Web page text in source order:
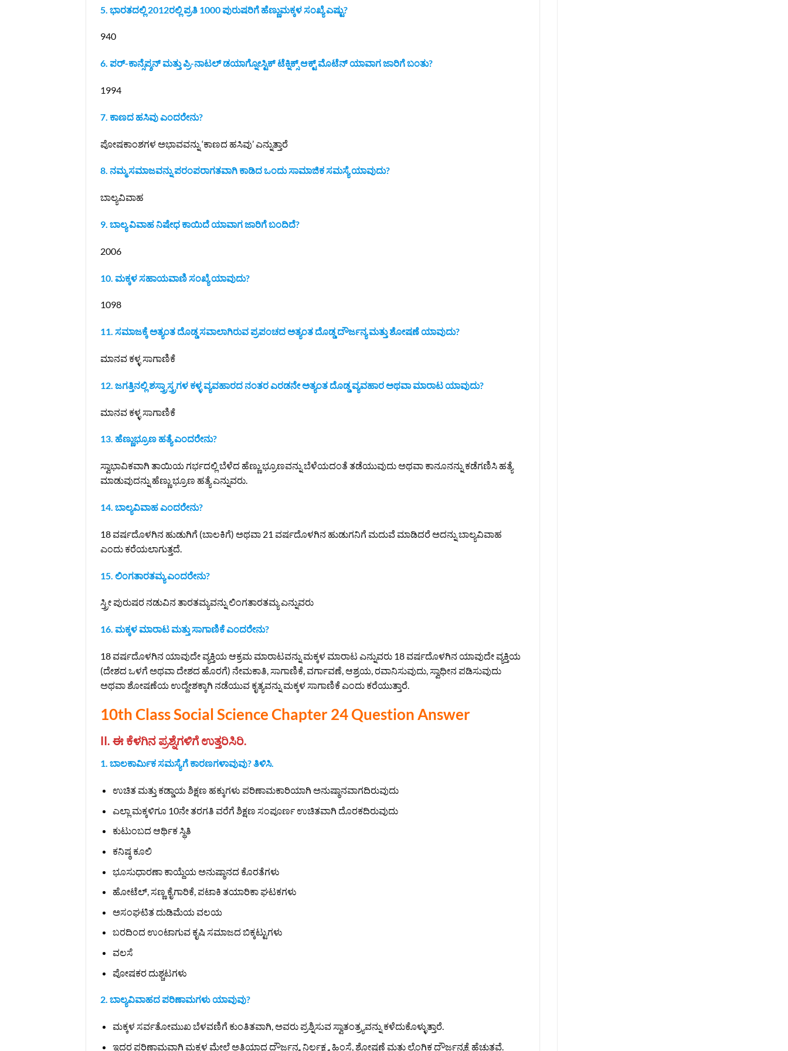
5. ಭಾರತದಲ್ಲಿ 2012ರಲ್ಲಿ ಪ್ರತಿ 1000 ಪುರುಷರಿಗೆ ಹೆಣ್ಣುಮಕ್ಕಳ ಸಂಖ್ಯೆ ಎಷ್ಟು?
940
6. ಪರ್-ಕಾನ್ಸೆಪ್ಶನ್ ಮತ್ತು ಪ್ರಿ-ನಾಟಲ್ ಡಯಾಗ್ನೋಸ್ಟಿಕ್ ಟೆಕ್ನಿಕ್ಸ್ ಆಕ್ಟ್ ಮೊಟೆನ್ಯಾವಾಗ ಜಾರಿಗೆ ಬಂತು?
1994
7. ಕಾಣದ ಹಸಿವು ಎಂದರೇನು?
ಪೋಷಕಾಂಶಗಳ ಅಭಾವವನ್ನು ‘ಕಾಣದ ಹಸಿವು’ ಎನ್ನುತ್ತಾರೆ
8. ನಮ್ಮ ಸಮಾಜವನ್ನು ಪರಂಪರಾಗತವಾಗಿ ಕಾಡಿದ ಒಂದು ಸಾಮಾಜಿಕ ಸಮಸ್ಯೆ ಯಾವುದು?
ಬಾಲ್ಯವಿವಾಹ
9. ಬಾಲ್ಯ ವಿವಾಹ ನಿಷೇಧ ಕಾಯಿದೆ ಯಾವಾಗ ಜಾರಿಗೆ ಬಂದಿದೆ?
2006
10. ಮಕ್ಕಳ ಸಹಾಯವಾಣಿ ಸಂಖ್ಯೆ ಯಾವುದು?
1098
11. ಸಮಾಜಕ್ಕೆ ಅತ್ಯಂತ ದೊಡ್ಡ ಸವಾಲಾಗಿರುವ ಪ್ರಪಂಚದ ಅತ್ಯಂತ ದೊಡ್ಡ ದೌರ್ಜನ್ಯ ಮತ್ತು ಶೋಷಣೆ ಯಾವುದು?
ಮಾನವ ಕಳ್ಳ ಸಾಗಾಣಿಕೆ
12. ಜಗತ್ತಿನಲ್ಲಿ ಶಸ್ತ್ರಾಸ್ತ್ರಗಳ ಕಳ್ಳ ವ್ಯವಹಾರದ ನಂತರ ಎರಡನೇ ಅತ್ಯಂತ ದೊಡ್ಡ ವ್ಯವಹಾರ ಅಥವಾ ಮಾರಾಟ ಯಾವುದು?
ಮಾನವ ಕಳ್ಳ ಸಾಗಾಣಿಕೆ
13. ಹೆಣ್ಣುಭ್ರೂಣ ಹತ್ಯೆ ಎಂದರೇನು?
ಸ್ವಾಭಾವಿಕವಾಗಿ ತಾಯಿಯ ಗರ್ಭದಲ್ಲಿ ಬೆಳೆದ ಹೆಣ್ಣು ಭ್ರೂಣವನ್ನು ಬೆಳೆಯದಂತೆ ತಡೆಯುವುದು ಅಥವಾ ಕಾನೂನನ್ನು ಕಡೆಗಣಿಸಿ ಹತ್ಯೆ
ಮಾಡುವುದನ್ನು ಹೆಣ್ಣು ಭ್ರೂಣ ಹತ್ಯೆ ಎನ್ನುವರು.
14. ಬಾಲ್ಯವಿವಾಹ ಎಂದರೇನು?
18 ವರ್ಷದೊಳಗಿನ ಹುಡುಗಿಗೆ (ಬಾಲಕಿಗೆ) ಅಥವಾ 21 ವರ್ಷದೊಳಗಿನ ಹುಡುಗನಿಗೆ ಮದುವೆ ಮಾಡಿದರೆ ಅದನ್ನು ಬಾಲ್ಯವಿವಾಹ
ಎಂದು ಕರೆಯಲಾಗುತ್ತದೆ.
15. ಲಿಂಗತಾರತಮ್ಯ ಎಂದರೇನು?
ಸ್ತ್ರೀ ಪುರುಷರ ನಡುವಿನ ತಾರತಮ್ಯವನ್ನು ಲಿಂಗತಾರತಮ್ಯ ಎನ್ನುವರು
16. ಮಕ್ಕಳ ಮಾರಾಟ ಮತ್ತು ಸಾಗಾಣಿಕೆ ಎಂದರೇನು?
18 ವರ್ಷದೊಳಗಿನ ಯಾವುದೇ ವ್ಯಕ್ತಿಯ ಆಕ್ರಮ ಮಾರಾಟವನ್ನು ಮಕ್ಕಳ ಮಾರಾಟ ಎನ್ನುವರು 18 ವರ್ಷದೊಳಗಿನ ಯಾವುದೇ ವ್ಯಕ್ತಿಯ
(ದೇಶದ ಒಳಗೆ ಅಥವಾ ದೇಶದ ಹೊರಗೆ) ನೇಮಕಾತಿ, ಸಾಗಾಣಿಕೆ, ವರ್ಗಾವಣೆ, ಆಶ್ರಯ, ರವಾನಿಸುವುದು, ಸ್ವಾಧೀನ ಪಡಿಸುವುದು
ಅಥವಾ ಶೋಷಣೆಯ ಉದ್ದೇಶಕ್ಕಾಗಿ ನಡೆಯುವ ಕೃತ್ಯವನ್ನು ಮಕ್ಕಳ ಸಾಗಾಣಿಕೆ ಎಂದು ಕರೆಯುತ್ತಾರೆ.
10th Class Social Science Chapter 24 Question Answer
II. ಈ ಕೆಳಗಿನ ಪ್ರಶ್ನೆಗಳಿಗೆ ಉತ್ತರಿಸಿರಿ.
1. ಬಾಲಕಾರ್ಮಿಕ ಸಮಸ್ಯೆಗೆ ಕಾರಣಗಳಾವುವು? ತಿಳಿಸಿ.
ಉಚಿತ ಮತ್ತು ಕಡ್ಡಾಯ ಶಿಕ್ಷಣ ಹಕ್ಕುಗಳು ಪರಿಣಾಮಕಾರಿಯಾಗಿ ಅನುಷ್ಠಾನವಾಗದಿರುವುದು
ಎಲ್ಲಾ ಮಕ್ಕಳಿಗೂ 10ನೇ ತರಗತಿ ವರೆಗೆ ಶಿಕ್ಷಣ ಸಂಪೂರ್ಣ ಉಚಿತವಾಗಿ ದೊರಕದಿರುವುದು
ಕುಟುಂಬದ ಆರ್ಥಿಕ ಸ್ಥಿತಿ
ಕನಿಷ್ಠ ಕೂಲಿ
ಭೂಸುಧಾರಣಾ ಕಾಯ್ದೆಯ ಅನುಷ್ಠಾನದ ಕೊರತೆಗಳು
ಹೋಟೆಲ್, ಸಣ್ಣ ಕೈಗಾರಿಕೆ, ಪಟಾಕಿ ತಯಾರಿಕಾ ಘಟಕಗಳು
ಅಸಂಘಟಿತ ದುಡಿಮೆಯ ವಲಯ
ಬರದಿಂದ ಉಂಟಾಗುವ ಕೃಷಿ ಸಮಾಜದ ಬಿಕ್ಕಟ್ಟುಗಳು
ವಲಸೆ
ಪೋಷಕರ ದುಶ್ಚಟಗಳು
2. ಬಾಲ್ಯವಿವಾಹದ ಪರಿಣಾಮಗಳು ಯಾವುವು?
ಮಕ್ಕಳ ಸರ್ವತೋಮುಖ ಬೆಳವಣಿಗೆ ಕುಂತಿತವಾಗಿ, ಅವರು ಪ್ರಶ್ನಿಸುವ ಸ್ವಾತಂತ್ರ್ಯವನ್ನು ಕಳೆದುಕೊಳ್ಳುತ್ತಾರೆ.
ಇದರ ಪರಿಣಾಮವಾಗಿ ಮಕ್ಕಳ ಮೇಲೆ ಅತಿಯಾದ ದೌರ್ಜನ್ಯ, ನಿರ್ಲಕ್ಷ್ಯ, ಹಿಂಸೆ, ಶೋಷಣೆ ಮತ್ತು ಲೈಂಗಿಕ ದೌರ್ಜನ್ಯಕ್ಕೆ ಹೆಚ್ಚುತ್ತವೆ.